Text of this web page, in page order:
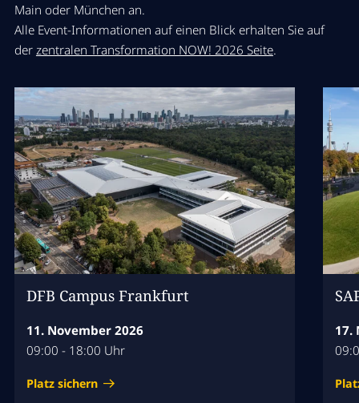
Main oder München an.
Alle Event-Informationen auf einen Blick erhalten Sie auf
der zentralen Transformation NOW! 2026 Seite.
DFB Campus Frankfurt
11. November 2026
09:00 - 18:00 Uhr
Platz sichern
17.